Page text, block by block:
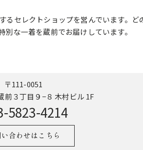
るセレクトショップを営んでいます。
な一着を蔵前でお届けしています。
〒111-0051
前３丁目９−８ 木村ビル 1F
5823-4214
合わせはこちら